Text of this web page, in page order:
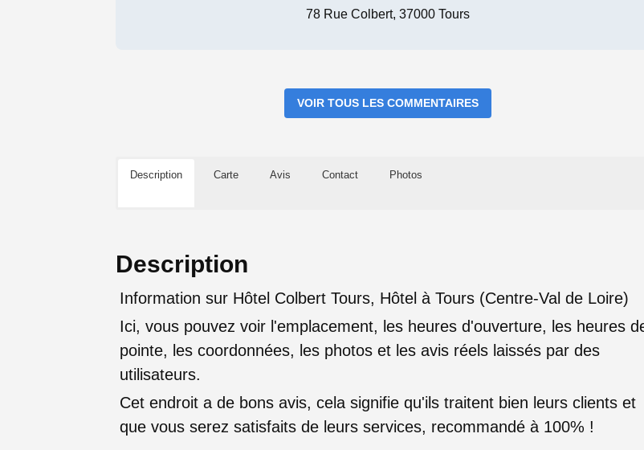
78 Rue Colbert, 37000 Tours
VOIR TOUS LES COMMENTAIRES
Description Carte Avis Contact Photos
Description
Information sur Hôtel Colbert Tours, Hôtel à Tours (Centre-Val de Loire)
Ici, vous pouvez voir l'emplacement, les heures d'ouverture, les heures
pointe, les coordonnées, les photos et les avis réels laissés par des
utilisateurs.
Cet endroit a de bons avis, cela signifie qu'ils traitent bien leurs clients et
que vous serez satisfaits de leurs services, recommandé à 100% !